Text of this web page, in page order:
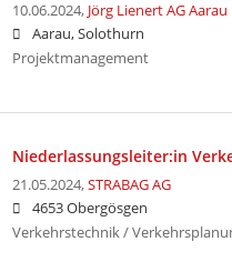
10.06.2024, Jörg Lienert AG Aarau
Aarau, Solothurn
Projektmanagement
Niederlassungsleiter:in
21.05.2024,STRABAG AG
4653 Obergösgen
Verkehrstechnik /